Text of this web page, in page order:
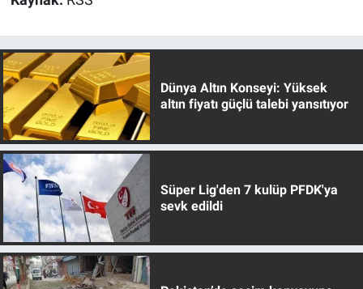
Dünya Altın Konseyi: Yüksek
altın fiyatı güçlü talebi yansıtıyor
Süper Lig'den 7 kulüp PFDK'ya
sevk edildi